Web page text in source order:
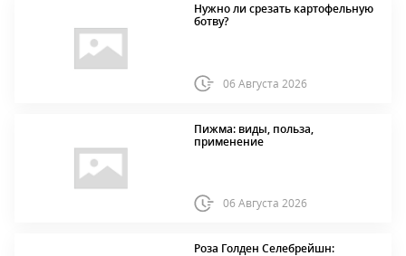
Нужно ли срезать картофельную
ботву?
06 Августа 2026
Пижма: виды, польза,
применение
06 Августа 2026
Роза Голден Селебрейшн: